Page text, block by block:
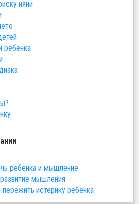
няни
ребенка
ребенка и мышление
мышления
пережить истерику ребенка